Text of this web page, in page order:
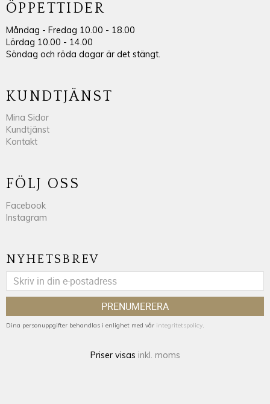
ÖPPETTIDER
Måndag - Fredag 10.00 - 18.00
Lördag 10.00 - 14.00
Söndag och röda dagar är det stängt.
KUNDTJÄNST
Mina Sidor
Kundtjänst
Kontakt
FÖLJ OSS
Facebook
Instagram
NYHETSBREV
PRENUMERERA
Dina personuppgifter behandlas i enlighet med vår integritetspolicy.
Priser visas inkl. moms